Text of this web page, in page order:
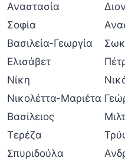
Αναστασία
Σοφία
Βασιλεία-Γεωργία
Ελισάβετ
Νίκη
Νικολέττα-Μαριέτα
Βασίλειος
Τερέζα
Σπυριδούλα